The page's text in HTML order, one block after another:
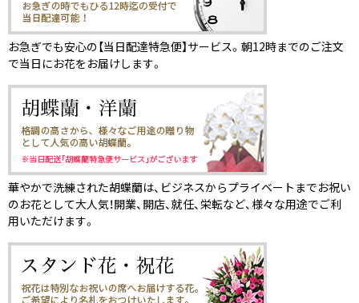
お急ぎでも安心の【当日配達特急便】サービス。朝12時までのご注文
で当日にお花をお届けします。
華やかで洗練された胡蝶蘭は、ビジネスからプライベートまでお祝い
のお花として大人気！開業、開店、就任、栄転など、様々な用途でご利
用いただけます。